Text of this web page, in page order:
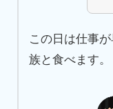
この日は仕事
族と食べます。